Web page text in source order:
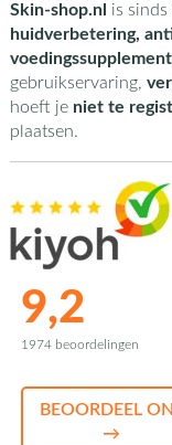
Skin-shop.nl is
huidverbetering,
gebruikservaring,
hoeft je niet te
plaatsen.
9,2
1974 beoordelingen
BEOORDEEL
→